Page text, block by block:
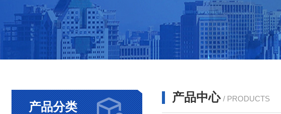
产品分类
产品中心 / PRODUCTS